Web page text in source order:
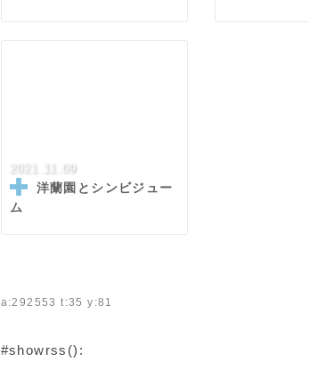
2021.11.09
洋蘭園とシンビジュー
ム
a:292553 t:35 y:81
#showrss():